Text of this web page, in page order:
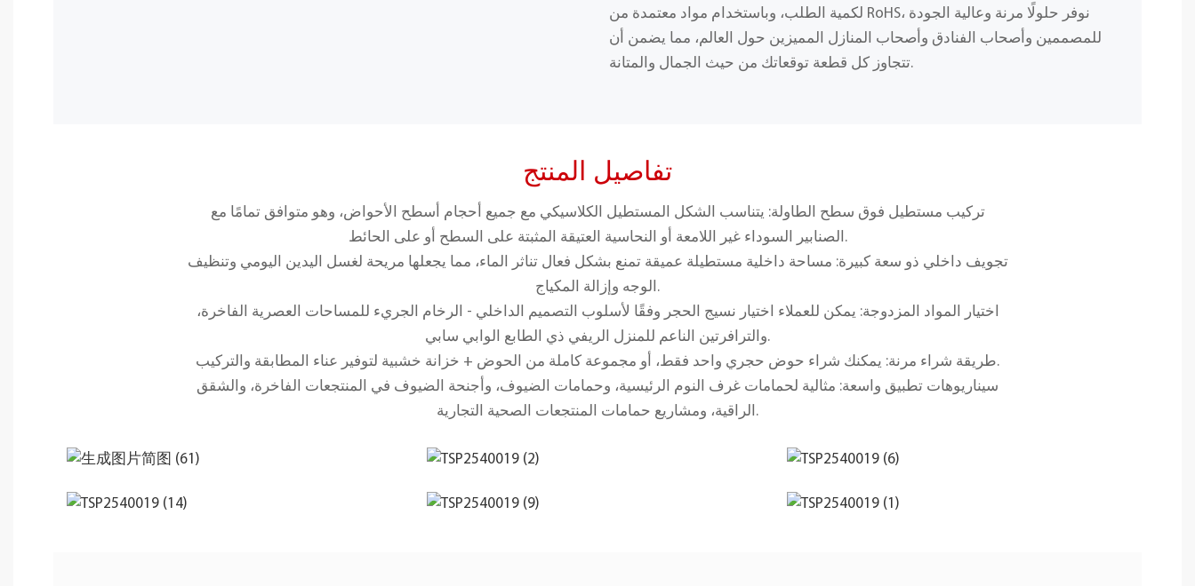
لكمية الطلب، وباستخدام مواد معتمدة من RoHS، نوفر حلولًا مرنة وعالية الجودة
للمصممين وأصحاب الفنادق وأصحاب المنازل المميزين حول العالم، مما يضمن أن
تتجاوز كل قطعة توقعاتك من حيث الجمال والمتانة.
تفاصيل المنتج
تركيب مستطيل فوق سطح الطاولة: يتناسب الشكل المستطيل الكلاسيكي مع جميع أحجام أسطح الأحواض، وهو متوافق تمامًا مع
الصنابير السوداء غير اللامعة أو النحاسية العتيقة المثبتة على السطح أو على الحائط.
تجويف داخلي ذو سعة كبيرة: مساحة داخلية مستطيلة عميقة تمنع بشكل فعال تناثر الماء، مما يجعلها مريحة لغسل اليدين اليومي وتنظيف
الوجه وإزالة المكياج.
اختيار المواد المزدوجة: يمكن للعملاء اختيار نسيج الحجر وفقًا لأسلوب التصميم الداخلي - الرخام الجريء للمساحات العصرية الفاخرة،
والترافرتين الناعم للمنزل الريفي ذي الطابع الوابي سابي.
طريقة شراء مرنة: يمكنك شراء حوض حجري واحد فقط، أو مجموعة كاملة من الحوض + خزانة خشبية لتوفير عناء المطابقة والتركيب.
سيناريوهات تطبيق واسعة: مثالية لحمامات غرف النوم الرئيسية، وحمامات الضيوف، وأجنحة الضيوف في المنتجعات الفاخرة، والشقق
الراقية، ومشاريع حمامات المنتجعات الصحية التجارية.